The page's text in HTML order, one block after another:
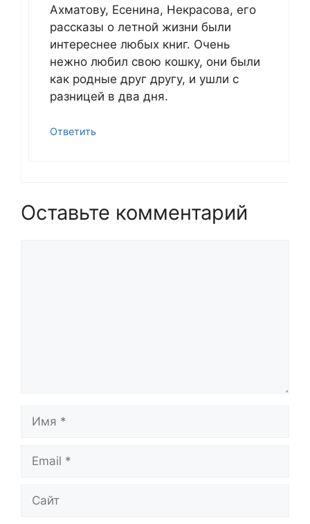
Ахматову, Есенина, Некрасова, его
рассказы о летной жизни были
интереснее любых книг. Очень
нежно любил свою кошку, они были
как родные друг другу, и ушли с
разницей в два дня.
Ответить
Оставьте комментарий